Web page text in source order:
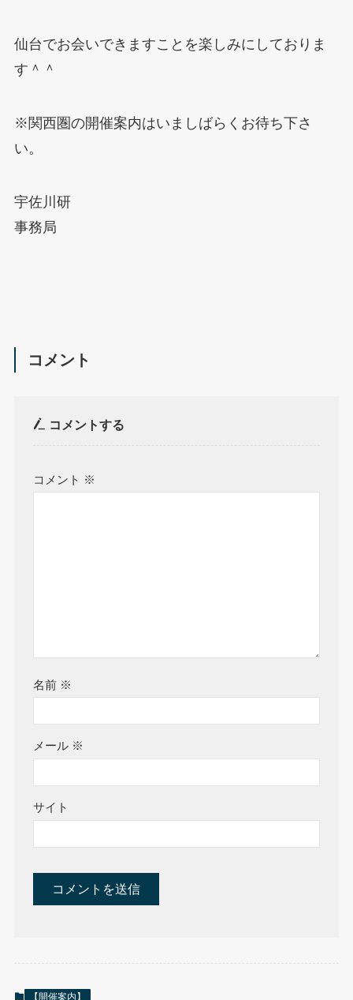
仙台でお会いできますことを楽しみにしておりま
す＾＾
※関西圏の開催案内はいましばらくお待ち下さ
い。
宇佐川研
事務局
【開催案内】
コメント
コメントする
コメント ※
名前 ※
メール ※
サイト